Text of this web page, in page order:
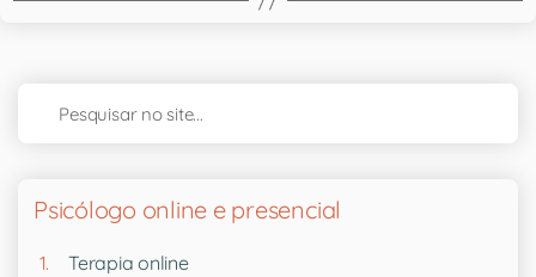
Psicólogo online e presencial
Terapia online